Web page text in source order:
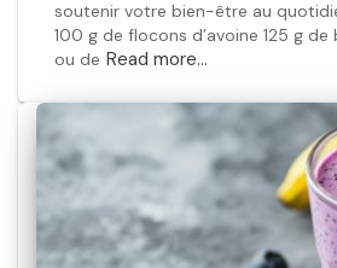
soutenir votre bien-être au
100 g de flocons d’avoine 125 g de
ou de Read more…